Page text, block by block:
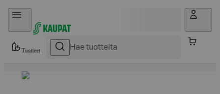
Hyppää sisältöön
Tuotteet